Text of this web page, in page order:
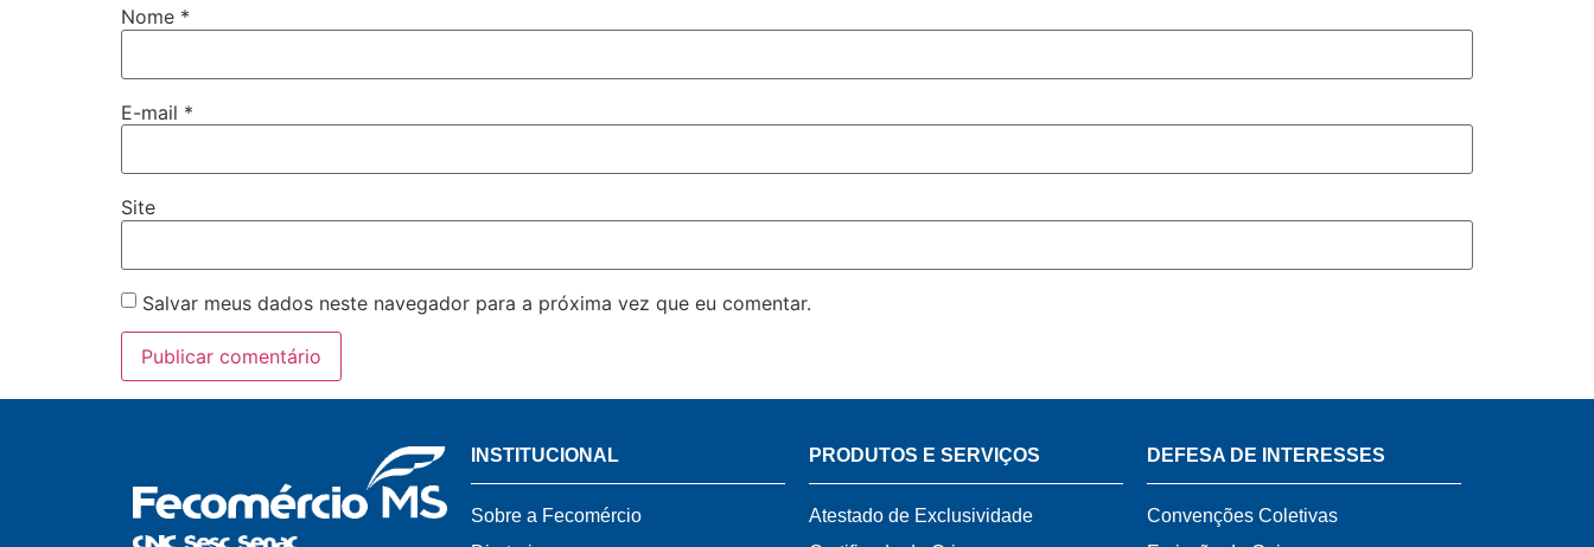
Nome *
E-mail *
Site
Salvar meus dados neste navegador para a próxima vez que eu comentar.
INSTITUCIONAL
Sobre a Fecomércio
PRODUTOS E SERVIÇOS
Atestado de Exclusividade
DEFESA DE INTERESSES
Convenções Coletivas